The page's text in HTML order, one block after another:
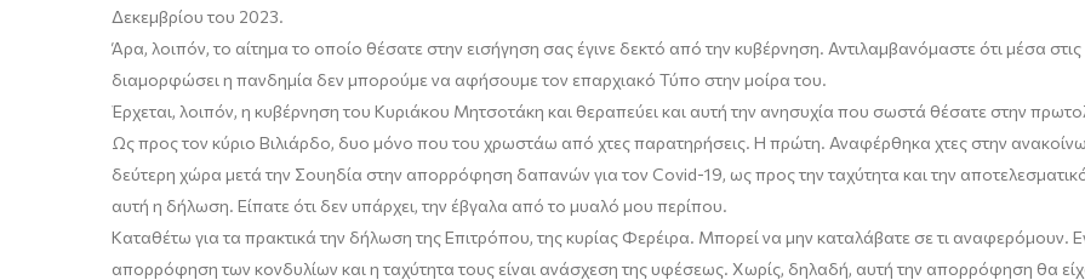
Δεκεμβρίου του 2023.
Άρα, λοιπόν, το αίτημα το οποίο θέσατε στην εισήγηση σας έγινε δεκτό από την κυβέρνηση. Αντιλαμβανόμαστε ότι μέσα
διαμορφώσει η πανδημία δεν μπορούμε να αφήσουμε τον επαρχιακό Τύπο στην μοίρα του.
Έρχεται, λοιπόν, η κυβέρνηση του Κυριάκου Μητσοτάκη και θεραπεύει και αυτή την ανησυχία που σωστά θέσατε στην
Ως προς τον κύριο Βιλιάρδο, δυο μόνο που του χρωστάω από χτες παρατηρήσεις. Η πρώτη. Αναφέρθηκα χτες στην
δεύτερη χώρα μετά την Σουηδία στην απορρόφηση δαπανών για τον Covid-19, ως προς την ταχύτητα και την
αυτή η δήλωση. Είπατε ότι δεν υπάρχει, την έβγαλα από το μυαλό μου περίπου.
Καταθέτω για τα πρακτικά την δήλωση τηςΕπιτρόπου, της κυρίας Φερέιρα. Μπορεί να μην καταλάβατε σε τι αναφερόμουν.
απορρόφηση των κονδυλίων και η ταχύτητα τους είναι ανάσχεση της υφέσεως. Χωρίς, δηλαδή, αυτή την απορρόφηση θα